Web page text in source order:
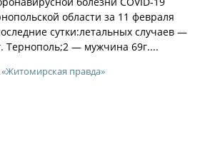
области за 11 февраля
сутки:летальных случаев —
Тернополь;2 — мужчина 69г....
«Житомирская правда»